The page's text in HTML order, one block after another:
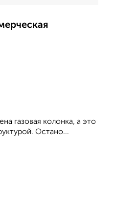
газовая колонка, а это
Остано...